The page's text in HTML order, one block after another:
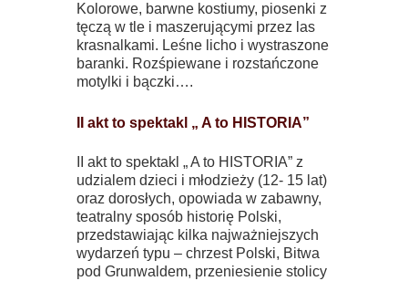
Kolorowe, barwne kostiumy, piosenki z
tęczą w tle i maszerującymi przez las
krasnalkami. Leśne licho i wystraszone
baranki. Rozśpiewane i rozstańczone
motylki i bączki….
II akt to spektakl „ A to HISTORIA”
II akt to spektakl „ A to HISTORIA” z
udzialem dzieci i młodzieży (12- 15 lat)
oraz dorosłych, opowiada w zabawny,
teatralny sposób historię Polski,
przedstawiając kilka najważniejszych
wydarzeń typu – chrzest Polski, Bitwa
pod Grunwaldem, przeniesienie stolicy